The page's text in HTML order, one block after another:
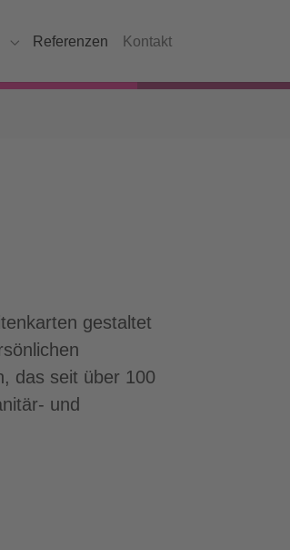
Submenu for "Leistungen"
Referenzen Kontakt
gestaltet
das seit über 100
und